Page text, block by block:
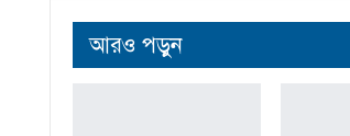
আরও পড়ুন